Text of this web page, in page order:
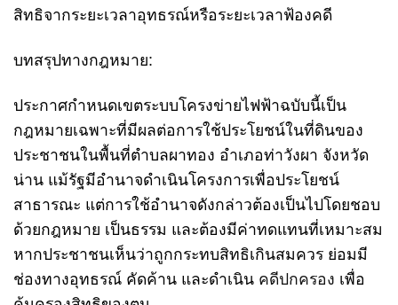
สิทธิจากระยะเวลาอุทธรณ์หรือระยะเวลาฟ้องคดี
บทสรุปทางกฎหมาย:
ประกาศกำหนดเขตระบบโครงข่ายไฟฟ้าฉบับนี้เป็น
กฎหมายเฉพาะที่มีผลต่อการใช้ประโยชน์ในที่ดินของ
ประชาชนในพื้นที่ตำบลผาทอง อำเภอท่าวังผา จังหวัด
น่าน แม้รัฐมีอำนาจดำเนินโครงการเพื่อประโยชน์
สาธารณะ แต่การใช้อำนาจดังกล่าวต้องเป็นไปโดยชอบ
ด้วยกฎหมาย เป็นธรรม และต้องมีค่าทดแทนที่เหมาะสม
หากประชาชนเห็นว่าถูกกระทบสิทธิเกินสมควร ย่อมมี
ช่องทางอุทธรณ์ คัดค้าน และดำเนิน คดีปกครอง เพื่อ